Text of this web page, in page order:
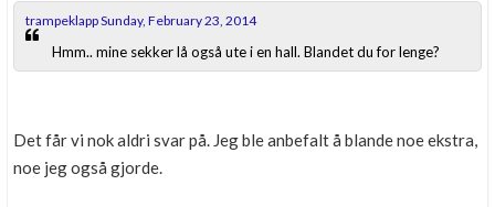
trampeklapp Sunday, February 23, 2014
Hmm.. mine sekker lå også ute i en hall. Blandet du for lenge?
Det får vi nok aldri svar på. Jeg ble anbefalt å blande noe ekstra,
noe jeg også gjorde.